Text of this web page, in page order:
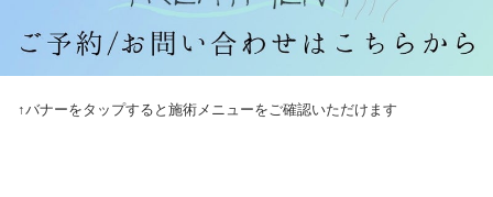
↑バナーをタップすると施術メニューをご確認いただけます